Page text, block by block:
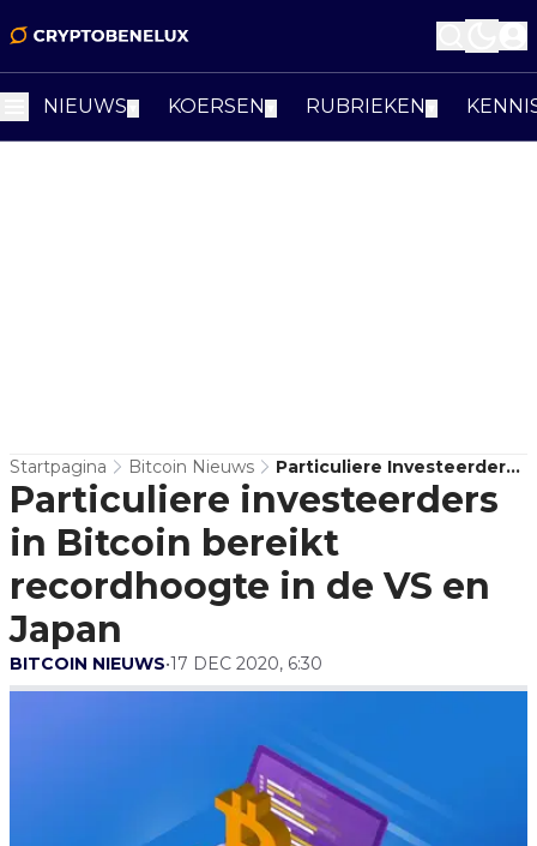
NIEUWS KOERSEN RUBRIEKEN
Startpagina Bitcoin Nieuws
Particuliere Investeerders
In Bitcoin Bereikt
Recordhoogte In De VS En
Japan
Particuliere investeerders
in Bitcoin bereikt
recordhoogte in de VS en
Japan
BITCOIN NIEUWS•17 DEC 2020, 6:30